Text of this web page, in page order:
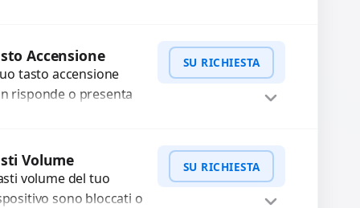
esauriti?
la...
WhatsApp
Accensione
tasto accensione
risponde o presenta
o sostituzione
componenti
SU RICHIESTA
WhatsApp
Volume
volume del tuo
sono bloccati o
SU RICHIESTA